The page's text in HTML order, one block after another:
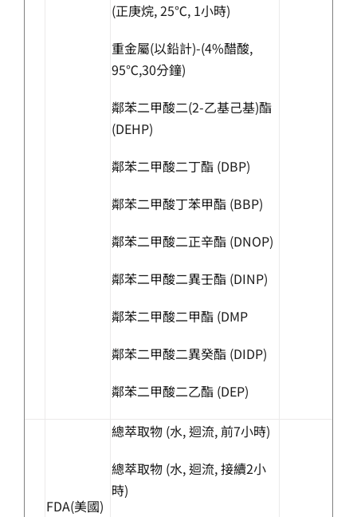
(正庚烷, 25℃, 1小時)
重金屬(以鉛計)-(4%醋酸,
95℃,30分鐘)
鄰苯二甲酸二(2-乙基己基)酯
(DEHP)
鄰苯二甲酸二丁酯 (DBP)
鄰苯二甲酸丁苯甲酯 (BBP)
鄰苯二甲酸二正辛酯 (DNOP)
鄰苯二甲酸二異壬酯 (DINP)
鄰苯二甲酸二甲酯 (DMP
鄰苯二甲酸二異癸酯 (DIDP)
鄰苯二甲酸二乙酯 (DEP)
FDA(美國)
總萃取物 (水, 迴流, 前7小時)
總萃取物 (水, 迴流, 接續2小
時)